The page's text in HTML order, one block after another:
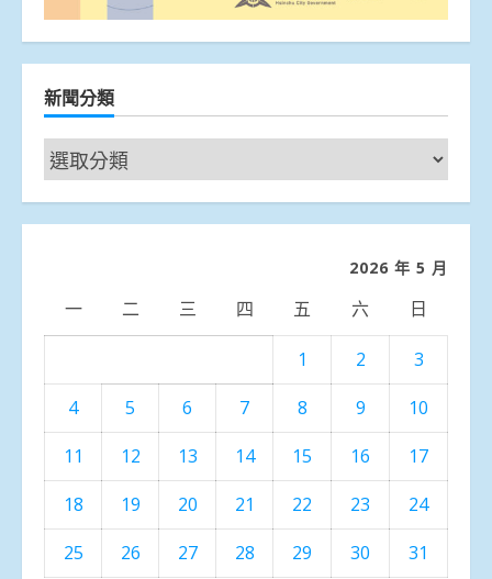
新聞分類
新
聞
分
2026 年 5 月
一 二 三 四 五 六 日
1 2
3
4
5 6 7 8 9
10
11
12 13 14 15 16
17
18
19 20 21 22 23
24
25
26 27 28 29 30 31